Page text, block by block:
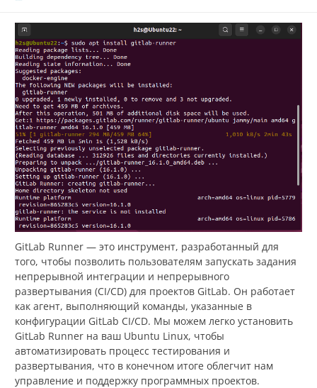
GitLab Runner — это инструмент, разработанный для
того, чтобы позволить пользователям запускать задания
непрерывной интеграции и непрерывного
развертывания (CI/CD) для проектов GitLab. Он работает
как агент, выполняющий команды, указанные в
конфигурации GitLab CI/CD. Мы можем легко установить
GitLab Runner на ваш Ubuntu Linux, чтобы
автоматизировать процесс тестирования и
развертывания, что в конечном итоге облегчит нам
управление и поддержку программных проектов.